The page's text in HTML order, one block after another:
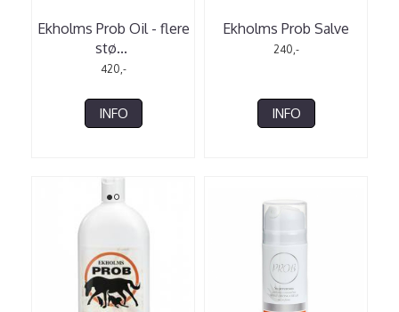
Ekholms Prob Oil - flere
stø...
420,-
INFO
Ekholms Prob Salve
240,-
INFO